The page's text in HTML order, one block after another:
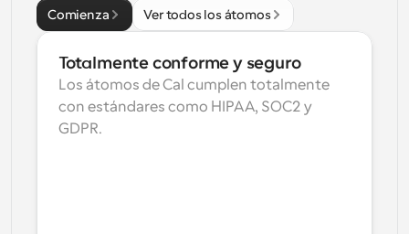
Comienza Ver todos los átomos
Totalmente conforme y seguro
Los átomos de Cal cumplen totalmente
con estándares como HIPAA, SOC2 y
GDPR.